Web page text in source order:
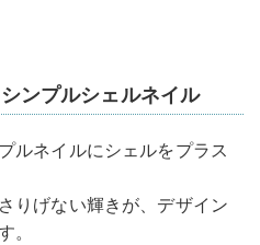
ンプルシェルネイル
ルネイルにシェルをプラス
りげない輝きが、デザイン
。